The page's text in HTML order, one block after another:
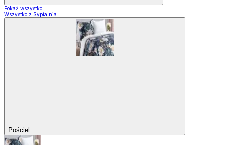
Pokaż wszystko
Wszystko z Sypialnia
Pościel